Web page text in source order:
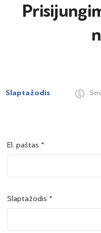
Slaptažodis
Šalis *
Asmens kodas *
Šalis *
Asmens kodas *
El. paštas *
Slaptažodis *